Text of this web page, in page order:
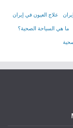
علاج العيون في إيران
ما هي السياحة الصحية؟